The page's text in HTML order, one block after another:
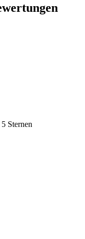
Sternen